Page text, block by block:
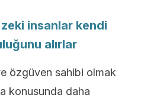
insanlar kendi
alırlar
özgüven sahibi olmak
konusunda daha